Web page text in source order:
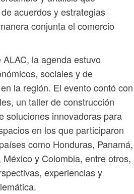
acuerdos y estrategias
conjunta el comercio
la agenda estuvo
sociales y de
la región. El evento contó con
un taller de construcción
soluciones innovadoras para
en los que participaron
como Honduras, Panamá,
y Colombia, entre otros,
experiencias y